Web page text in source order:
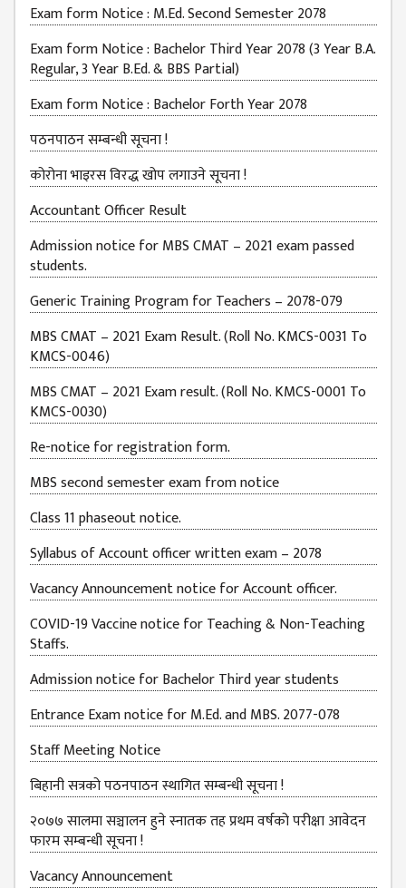
ADMISSION
FORMS
EXAMINATION
FORMS
QUESTIONNAIRE
SCHOLARSHIP
GUIDELINES
OTHERS FORM
DETAILS
KMC OFFICIAL
REPORTS
ENROLLMENT
TREND
ANALYSES
KMC
GRADUATED
STUDENT
ENROLLMENT
BUDGETS
EMIS 2082-83
DOCUMENTS
NEWS &
EVENT
KMC
EVENT
CALENDAR
KMC
ACADEMIC
CALENDAR
CAREERS
COUNSELING
INTERNSHIP
Exam form Notice : M.Ed. Second Semester 2078
Exam form Notice : Bachelor Third Year 2078 (3 Year B.A.
Regular, 3 Year B.Ed. & BBS Partial)
Exam form Notice : Bachelor Forth Year 2078
पठनपाठन सम्बन्धी सूचना !
कोरोना भाइरस विरद्ध खोप लगाउने सूचना !
Accountant Officer Result
Admission notice for MBS CMAT – 2021 exam passed
students.
Generic Training Program for Teachers – 2078-079
MBS CMAT – 2021 Exam Result. (Roll No. KMCS-0031 To
KMCS-0046)
MBS CMAT – 2021 Exam result. (Roll No. KMCS-0001 To
KMCS-0030)
Re-notice for registration form.
MBS second semester exam from notice
Class 11 phaseout notice.
Syllabus of Account officer written exam – 2078
Vacancy Announcement notice for Account officer.
COVID-19 Vaccine notice for Teaching & Non-Teaching
Staffs.
Admission notice for Bachelor Third year students
Entrance Exam notice for M.Ed. and MBS. 2077-078
Staff Meeting Notice
बिहानी सत्रको पठनपाठन स्थागित सम्बन्धी सूचना !
२०७७ सालमा सञ्चालन हुने स्नातक तह प्रथम वर्षको परीक्षा आवेदन
फारम सम्बन्धी सूचना !
Vacancy Announcement